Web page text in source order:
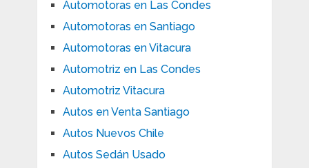
Automotoras en Las Condes
Automotoras en Santiago
Automotoras en Vitacura
Automotriz en Las Condes
Automotriz Vitacura
Autos en Venta Santiago
Autos Nuevos Chile
Autos Sedán Usado